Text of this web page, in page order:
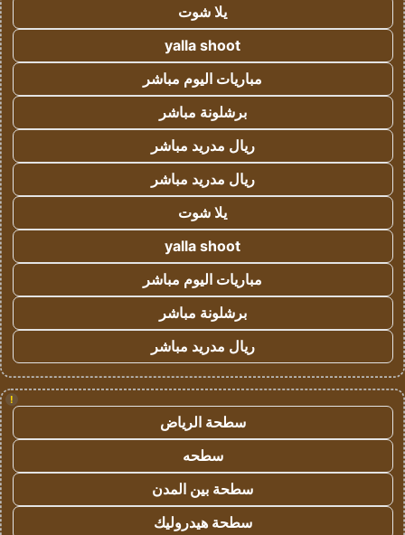
يلا شوت
yalla shoot
مباريات اليوم مباشر
برشلونة مباشر
ريال مدريد مباشر
ريال مدريد مباشر
يلا شوت
yalla shoot
مباريات اليوم مباشر
برشلونة مباشر
ريال مدريد مباشر
!
سطحة الرياض
سطحه
سطحة بين المدن
سطحة هيدروليك